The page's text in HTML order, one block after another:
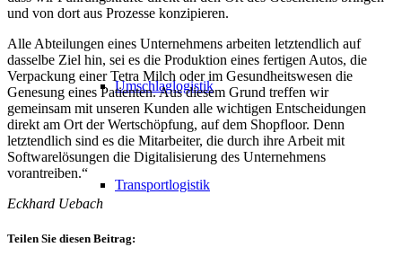
Umschlaglogistik
Transportlogistik
und von dort aus Prozesse konzipieren.
Alle Abteilungen eines Unternehmens arbeiten letztendlich auf
dasselbe Ziel hin, sei es die Produktion eines fertigen Autos, die
Verpackung einer Tetra Milch oder im Gesundheitswesen die
Genesung eines Patienten. Aus diesem Grund treffen wir
gemeinsam mit unseren Kunden alle wichtigen Entscheidungen
direkt am Ort der Wertschöpfung, auf dem Shopfloor. Denn
letztendlich sind es die Mitarbeiter, die durch ihre Arbeit mit
Softwarelösungen die Digitalisierung des Unternehmens
vorantreiben.“
Eckhard Uebach
Teilen Sie diesen Beitrag: